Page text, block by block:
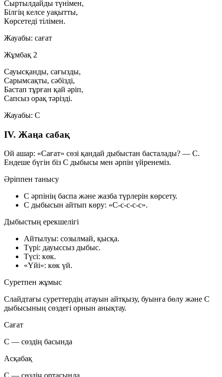
Сыртылдайды түнімен,
Білгің келсе уақытты,
Көрсетеді тілімен.
Жауабы: сағат
Жұмбақ 2
Сауысқанды, сағызды,
Сарымсақты, сәбізді,
Бастап тұрған қай әріп,
Сапсыз орақ тәрізді.
Жауабы: С
IV. Жаңа сабақ
Ой ашар: «Сағат» сөзі қандай дыбыстан басталады? — С.
Ендеше бүгін біз С дыбысы мен әрпін үйренеміз.
Әріппен танысу
С әрпінің баспа және жазба түрлерін көрсету.
С дыбысын айтып көру: «С-с-с-с-с».
Дыбыстың ерекшелігі
Айтылуы: созылмай, қысқа.
Түрі: дауыссыз дыбыс.
Түсі: көк.
«Үйі»: көк үй.
Суретпен жұмыс
Слайдтағы суреттердің атауын айтқызу, буынға бөлу және С
дыбысының сөздегі орнын анықтау.
Сағат
С — сөздің басында
Асқабақ